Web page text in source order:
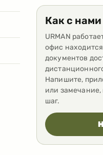
Как с
URMAN
офис
документов
Напишите,
или
шаг.